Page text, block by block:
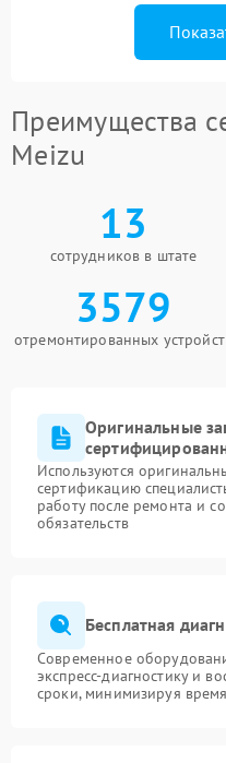
Преимущества
Meizu
13
сотрудников в штате
3579
отремонтированных
Оригинальные
Используются
сертификацию
работу после ремонта и
обязательств
Бесплатная
Современное
экспресс-диагностику и
сроки, минимизируя